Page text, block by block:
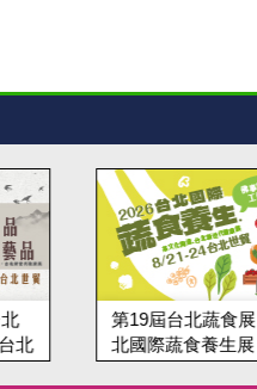
第19屆台北蔬食展 8/21-24 台
北國際蔬食養生展丨台北世貿